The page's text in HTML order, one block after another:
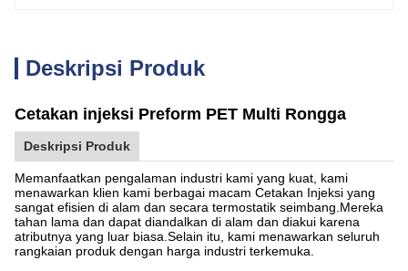
Deskripsi Produk
Cetakan injeksi Preform PET Multi Rongga
Deskripsi Produk
Memanfaatkan pengalaman industri kami yang kuat, kami
menawarkan klien kami berbagai macam Cetakan Injeksi yang
sangat efisien di alam dan secara termostatik seimbang.Mereka
tahan lama dan dapat diandalkan di alam dan diakui karena
atributnya yang luar biasa.Selain itu, kami menawarkan seluruh
rangkaian produk dengan harga industri terkemuka.